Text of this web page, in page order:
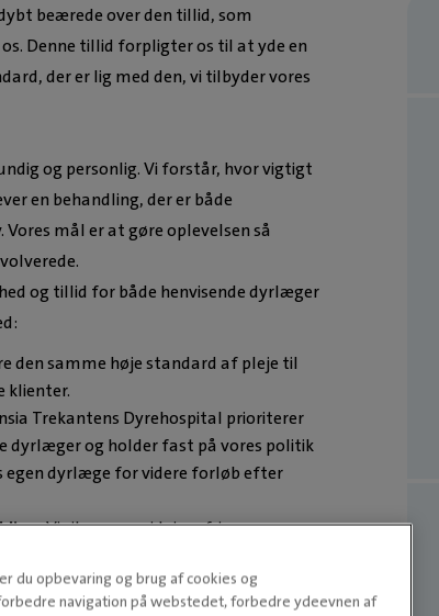
beærede over den tillid, som
Denne tillid forpligter os til at yde en
der er lig med den, vi tilbyder vores
og personlig. Vi forstår, hvor vigtigt
en behandling, der er både
mål er at gøre oplevelsen så
og tillid for både henvisende dyrlæger
den samme høje standard af pleje til
klienter.
Trekantens Dyrehospital prioriterer
dyrlæger og holder fast på vores politik
dyrlæge for videre forløb efter
Vi sikrer en gnidningsfri
dyrlæger.
Hver patient og deres ejer
omsorg.
du opbevaring og brug af cookies og
navigation på webstedet, forbedre ydeevnen af